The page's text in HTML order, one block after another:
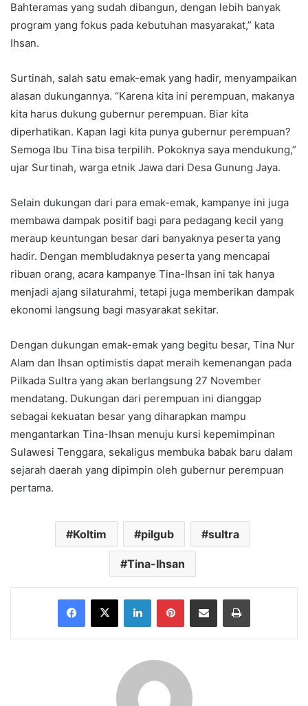
Bahteramas yang sudah dibangun, dengan lebih banyak
program yang fokus pada kebutuhan masyarakat,” kata
Ihsan.
Surtinah, salah satu emak-emak yang hadir, menyampaikan
alasan dukungannya. “Karena kita ini perempuan, makanya
kita harus dukung gubernur perempuan. Biar kita
diperhatikan. Kapan lagi kita punya gubernur perempuan?
Semoga Ibu Tina bisa terpilih. Pokoknya saya mendukung,”
ujar Surtinah, warga etnik Jawa dari Desa Gunung Jaya.
Selain dukungan dari para emak-emak, kampanye ini juga
membawa dampak positif bagi para pedagang kecil yang
meraup keuntungan besar dari banyaknya peserta yang
hadir. Dengan membludaknya peserta yang mencapai
ribuan orang, acara kampanye Tina-Ihsan ini tak hanya
menjadi ajang silaturahmi, tetapi juga memberikan dampak
ekonomi langsung bagi masyarakat sekitar.
Dengan dukungan emak-emak yang begitu besar, Tina Nur
Alam dan Ihsan optimistis dapat meraih kemenangan pada
Pilkada Sultra yang akan berlangsung 27 November
mendatang. Dukungan dari perempuan ini dianggap
sebagai kekuatan besar yang diharapkan mampu
mengantarkan Tina-Ihsan menuju kursi kepemimpinan
Sulawesi Tenggara, sekaligus membuka babak baru dalam
sejarah daerah yang dipimpin oleh gubernur perempuan
pertama.
Koltim pilgub sultra
Tina-Ihsan
Facebook
X LinkedInPinterestShare via Email Print